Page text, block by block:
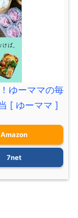
ゆーママの毎
[ ゆーママ ]
Amazon
7net